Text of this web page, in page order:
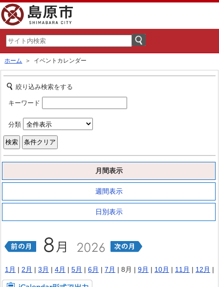
ホーム ＞ イベントカレンダー
絞り込み検索をする
キーワード
分類
月間表示
週間表示
日別表示
1月 | 2月 | 3月 | 4月 | 5月 | 6月 | 7月 | 8月 | 9月 | 10月 | 11月 | 12月 |